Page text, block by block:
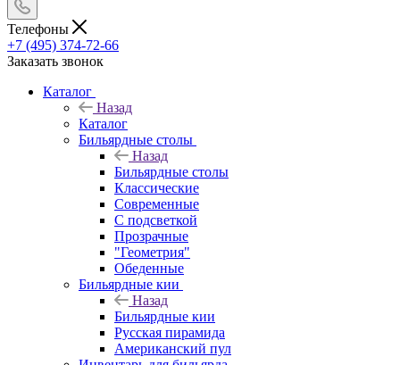
Телефоны
+7 (495) 374-72-66
Заказать звонок
Каталог
Назад
Каталог
Бильярдные столы
Назад
Бильярдные столы
Классические
Современные
С подсветкой
Прозрачные
"Геометрия"
Обеденные
Бильярдные кии
Назад
Бильярдные кии
Русская пирамида
Американский пул